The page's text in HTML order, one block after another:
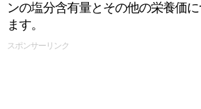
ンの塩分含有量とその他の栄養価
ます。
スポンサーリンク